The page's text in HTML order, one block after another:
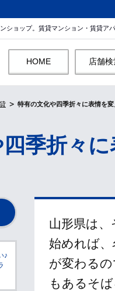
ショップ。賃貸マンション・賃貸ア
HOME 店舗
特有の文化や四季折々に表情を
季折々
山形県は
始めれば
が変わる
もあるそ
♪